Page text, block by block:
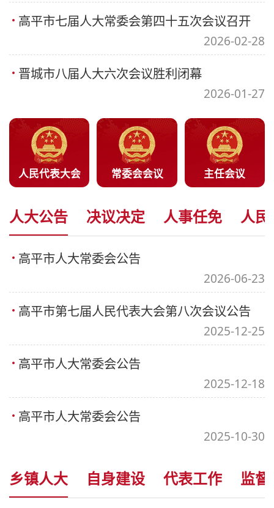
高平市七届人大常委会第四十五次会议召开
2026-02-28
晋城市八届人大六次会议胜利闭幕
2026-01-27
人民代表大会 常委会会议 主任会议
人大公告 决议决定 人事任免 人民
高平市人大常委会公告
2026-06-23
高平市第七届人民代表大会第八次会议公告
2025-12-25
高平市人大常委会公告
2025-12-18
高平市人大常委会公告
2025-10-30
乡镇人大 自身建设 代表工作 监